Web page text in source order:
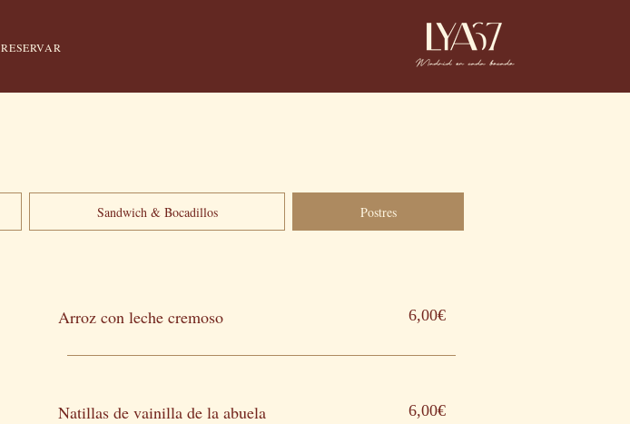
RESERVAR
Sandwich & Bocadillos Postres
Arroz con leche cremoso 6,00€
Natillas de vainilla de la abuela 6,00€